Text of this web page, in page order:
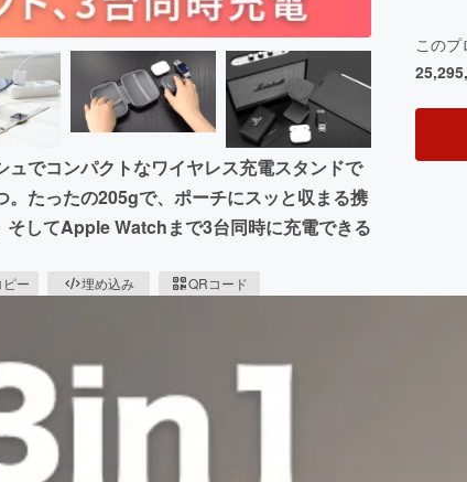
でコンパクトなワイヤレス充電スタンドで
たったの205gで、ポーチにスッと収まる携
してApple Watchまで3台同時に充電できる
ー 埋め込み QRコード
このプ